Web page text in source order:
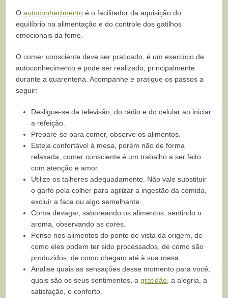
Oautoconhecimento é o facilitador da aquisição do
equilíbrio na alimentação e do controle dos gatilhos
emocionais da fome.
O comer consciente deve ser praticado, é um exercício de
autoconhecimento e pode ser realizado, principalmente
durante a quarentena. Acompanhe e pratique os passos a
seguir:
Desligue-se da televisão, do rádio e do celular ao iniciar
a refeição.
Prepare-se para comer, observe os alimentos.
Esteja confortável à mesa, porém não de forma
relaxada, comer consciente é um trabalho a ser feito
com atenção e amor.
Utilize os talheres adequadamente. Não vale substituir
o garfo pela colher para agilizar a ingestão da comida,
excluir a faca ou algo semelhante.
Coma devagar, saboreando os alimentos, sentindo o
aroma, observando as cores.
Pense nos alimentos do ponto de vista da origem, de
como eles podem ter sido processados, de como são
produzidos, de como chegam até à sua mesa.
Analise quais as sensações desse momento para você,
quais são os seus sentimentos, agratidão, a alegria, a
satisfação, o conforto.